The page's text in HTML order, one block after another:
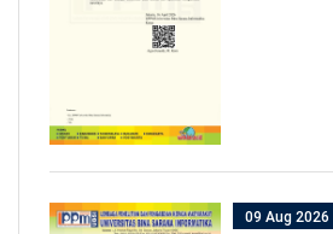
09 Aug 2026